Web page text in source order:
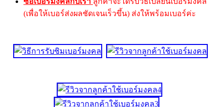
(เพื่อให้เบอร์ส่งผลชัดเจนเร็วขึ้น) ส่งให้พร้อมเบอร์ค่ะ